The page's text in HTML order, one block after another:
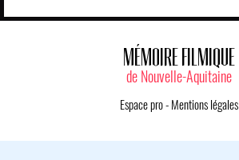
MÉMOIRE FILMIQUE
de Nouvelle-Aquitaine
Espace pro- Mentions légales